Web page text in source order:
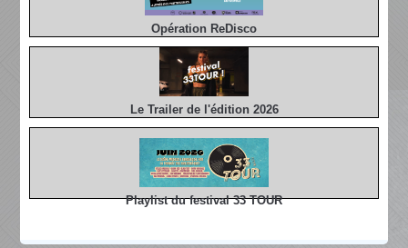
Opération ReDisco
Le Trailer de l'édition 2026
Playlist du festival 33 TOUR